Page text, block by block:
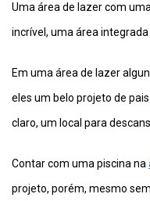
Uma área de lazer com
incrível, uma área
Em uma área de lazer
eles um belo projeto de
claro, um local para
Contar com uma piscina na
projeto, porém, mesmo